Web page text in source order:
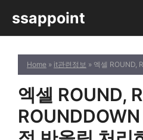
츠
ssappoint
Home » it관련정보 » 엑셀 ROUND, ROUNDUP,
엑셀 ROUND,